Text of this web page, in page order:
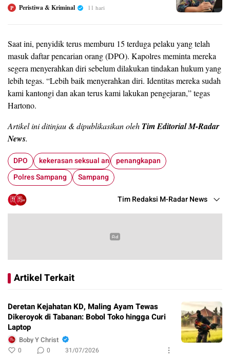
P Peristiwa & Kriminal 11 hari
Saat ini, penyidik terus memburu 15 terduga pelaku yang telah
masuk daftar pencarian orang (DPO). Kapolres meminta mereka
segera menyerahkan diri sebelum dilakukan tindakan hukum yang
lebih tegas. “Lebih baik menyerahkan diri. Identitas mereka sudah
kami kantongi dan akan terus kami lakukan pengejaran,” tegas
Hartono.
Artikel ini ditinjau & dipublikasikan oleh Tim Editorial M-Radar
News.
DPO kekerasan seksual anakpenangkapan
Polres Sampang
Sampang
Tim Redaksi M-Radar News
Artikel Terkait
Deretan Kejahatan KD, Maling Ayam Tewas
Dikeroyok di Tabanan: Bobol Toko hingga Curi
Laptop
Boby Y Christ
0 0 31/07/2026